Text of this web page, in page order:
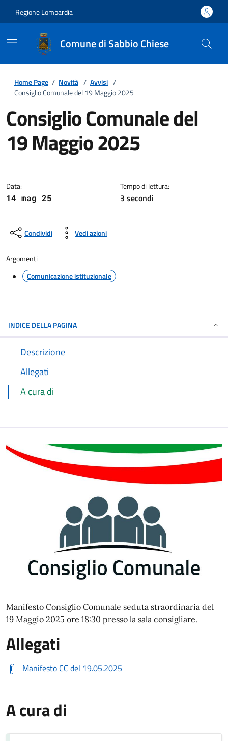
Regione Lombardia
Comune di Sabbio Chiese
Home Page / Novità / Avvisi /
Consiglio Comunale del 19 Maggio 2025
Consiglio Comunale del
19 Maggio 2025
Data:
14 mag 25
Tempo di lettura:
3 secondi
Condividi Vedi azioni
Argomenti
Comunicazione istituzionale
INDICE DELLA PAGINA
Descrizione
Allegati
A cura di
Manifesto Consiglio Comunale seduta straordinaria del
19 Maggio 2025 ore 18:30 presso la sala consigliare.
Allegati
Manifesto CC del 19.05.2025
A cura di